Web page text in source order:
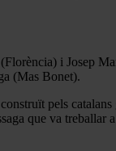
i Josep
(Mas Bonet).
pels catalans
que va treballar